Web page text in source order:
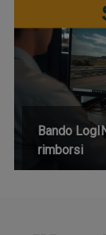
Bando
rimborsi